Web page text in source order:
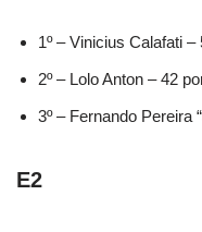
1º – Vinicius Calafati –
2º – Lolo Anton – 42
3º – Fernando Pereira
E2